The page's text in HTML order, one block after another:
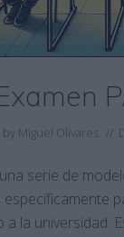
Miguel Olivares //
serie de
a la universidad.